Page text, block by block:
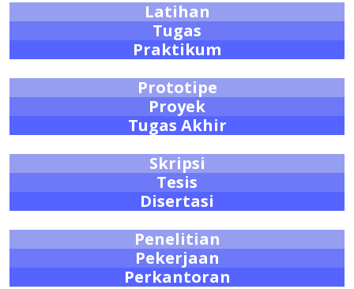
Latihan
Tugas
Praktikum
Prototipe
Proyek
Tugas Akhir
Skripsi
Tesis
Disertasi
Penelitian
Pekerjaan
Perkantoran